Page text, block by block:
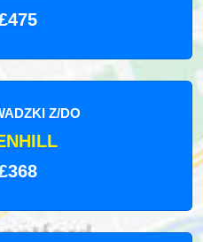
Z/DO